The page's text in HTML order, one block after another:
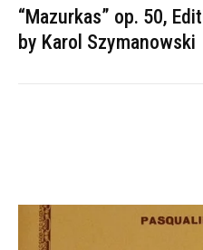
“Mazurkas” op. 50,
by Karol Szymanowski